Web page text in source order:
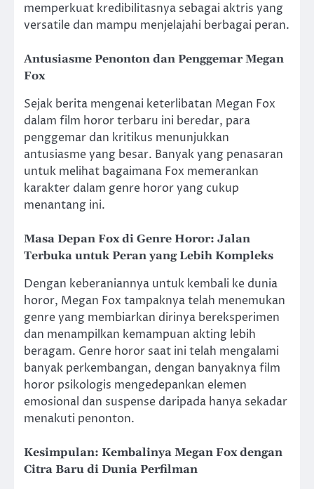
memperkuat kredibilitasnya sebagai aktris yang
versatile dan mampu menjelajahi berbagai peran.
Antusiasme Penonton dan Penggemar Megan
Fox
Sejak berita mengenai keterlibatan Megan Fox
dalam film horor terbaru ini beredar, para
penggemar dan kritikus menunjukkan
antusiasme yang besar. Banyak yang penasaran
untuk melihat bagaimana Fox memerankan
karakter dalam genre horor yang cukup
menantang ini.
Masa Depan Fox di Genre Horor: Jalan
Terbuka untuk Peran yang Lebih Kompleks
Dengan keberaniannya untuk kembali ke dunia
horor, Megan Fox tampaknya telah menemukan
genre yang membiarkan dirinya bereksperimen
dan menampilkan kemampuan akting lebih
beragam. Genre horor saat ini telah mengalami
banyak perkembangan, dengan banyaknya film
horor psikologis mengedepankan elemen
emosional dan suspense daripada hanya sekadar
menakuti penonton.
Kesimpulan: Kembalinya Megan Fox dengan
Citra Baru di Dunia Perfilman